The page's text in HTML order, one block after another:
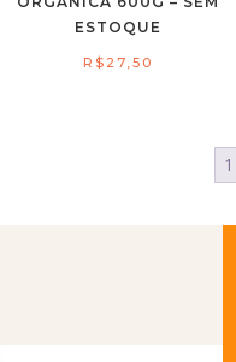
ESTOQUE
R$ 27,50
1